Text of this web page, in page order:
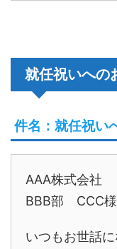
就任祝いへ
件名：就任祝い
AAA株式会社
BBB部 CCC様
いつもお世話に